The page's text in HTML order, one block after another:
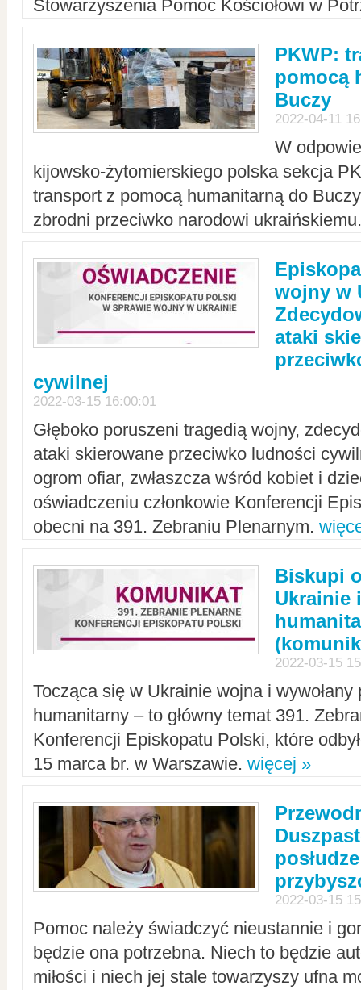
Stowarzyszenia Pomoc Kościołowi w
PKWP:
pomocą
Buczy
2022-04-11
W
kijowsko-żytomierskiego polska sekcja
transport z pomocą humanitarną do
zbrodni przeciwko narodowi
wojny w
ataki
cywilnej
2022-03-15 16:00:01
Głęboko poruszeni tragedią wojny,
ataki skierowane przeciwko ludności
ogrom ofiar, zwłaszcza wśród kobiet i
oświadczeniu członkowie Konferencji
obecni na 391. Zebraniu Plenarnym.
Biskupi
Ukrainie
2022-03-15
Tocząca się w Ukrainie wojna i
humanitarny – to główny temat 391.
Konferencji Episkopatu Polski, które
15 marca br. w Warszawie. więcej »
2022-03-15
Pomoc należy świadczyć nieustannie i
będzie ona potrzebna. Niech to będzie
miłości i niech jej stale towarzyszy ufna